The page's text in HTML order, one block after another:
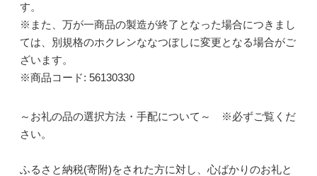
す。
※また、万が一商品の製造が終了となった場合につきまし
ては、別規格のホクレンななつぼしに変更となる場合がご
ざいます。
※商品コード: 56130330
～お礼の品の選択方法・手配について～ ※必ずご覧くだ
さい。
ふるさと納税(寄附)をされた方に対し、心ばかりのお礼と